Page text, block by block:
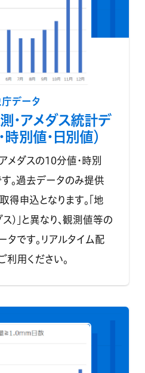
データ
・アメダス統計デ
時別値・日別値）
ダスの10分値・時別
。過去データのみ提供
得申込となります。「地
)」と異なり、観測値等の
です。リアルタイム配
利用ください。